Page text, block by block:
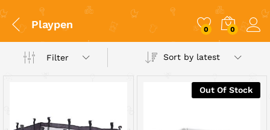
Playpen 0 0
Filter Sort by latest
Out Of Stock